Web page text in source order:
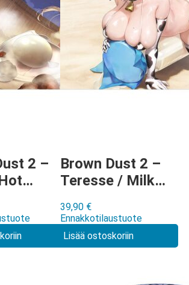
2 –
Brown Dust 2 –
Teresse / Milky
39,90 €
Ennakkotilaustuote
Lisää ostoskoriin